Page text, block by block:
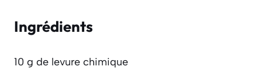
Ingrédients
10 g de levure chimique